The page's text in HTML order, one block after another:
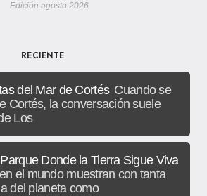
Edición agosto 2026
RECIENTE
del Mar de Cortés Cuando se
Cortés, la conversación suele
Los
Donde la Tierra Sigue Viva
el mundo muestran con tanta
del planeta como